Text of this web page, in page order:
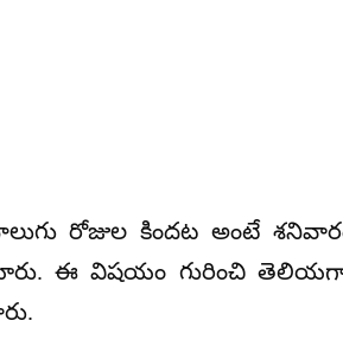
రోజుల కిందట అంటే
ఈ విషయం గురించి